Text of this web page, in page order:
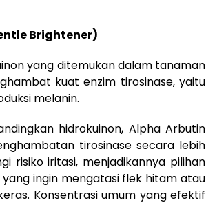
Brightener)
yang ditemukan dalam tanaman
kuat enzim tirosinase, yaitu
melanin.
hidrokuinon, Alpha Arbutin
tirosinase secara lebih
risiko iritasi, menjadikannya pilihan
ingin mengatasi flek hitam atau
Konsentrasi umum yang efektif